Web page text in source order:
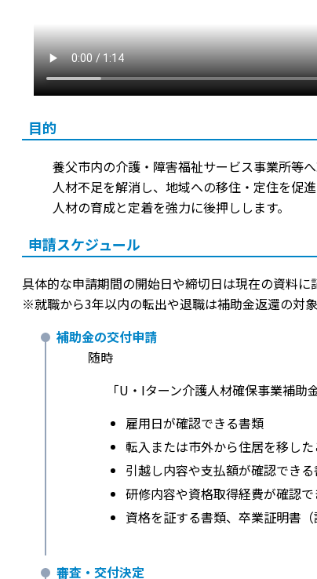
目的
養父市内の介護・障害福祉サービス事業所等
人材不足を解消し、地域への移住・定住を促
人材の育成と定着を強力に後押しします。
申請スケジュール
具体的な申請期間の開始日や締切日は現在の資料
※就職から3年以内の転出や退職は補助金返還の対象
補助金の交付申請
随時
「U・Iターン介護人材確保事業補
雇用日が確認できる書類
転入または市外から住居を移し
引越し内容や支払額が確認できる
研修内容や資格取得経費が確認
資格を証する書類、卒業証明書（
審査・交付決定